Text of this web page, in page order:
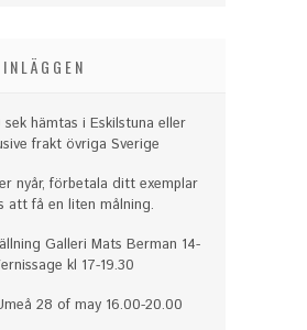
hämtas i Eskilstuna eller
frakt övriga Sverige
nyår, förbetala ditt exemplar
att få en liten målning.
Galleri Mats Berman 14-
kl 17-19.30
28 of may 16.00-20.00